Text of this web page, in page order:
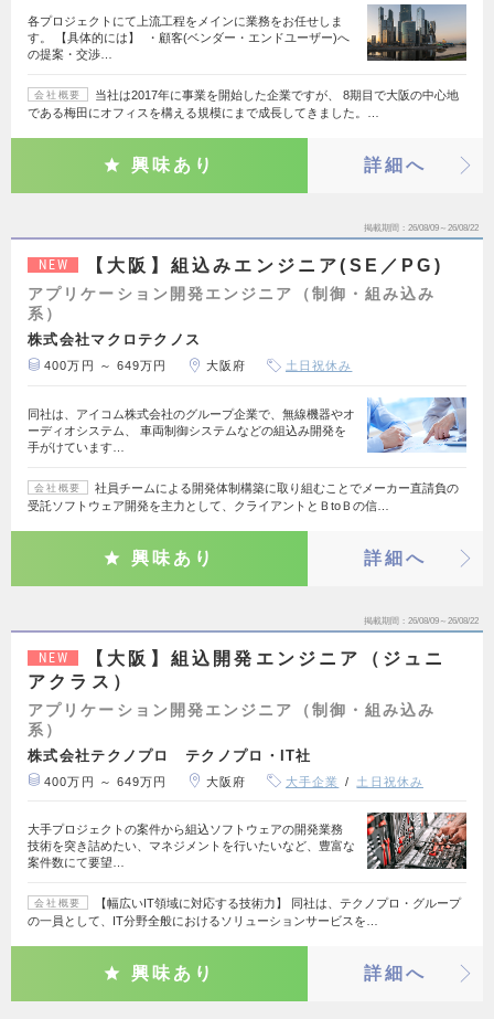
各プロジェクトにて上流工程をメインに業務をお任せしま
す。 【具体的には】 ・顧客(ベンダー・エンドユーザー)へ
の提案・交渉…
会社概要
当社は2017年に事業を開始した企業ですが、 8期目で大阪の中心地
である梅田にオフィスを構える規模にまで成長してきました。…
興味あり 詳細へ
掲載期間 26/08/09～26/08/22
NEW 【大阪】組込みエンジニア(SE／PG)
アプリケーション開発エンジニア（制御・組み込み
系）
株式会社マクロテクノス
400万円 ～ 649万円 大阪府 土日祝休み
同社は、アイコム株式会社のグループ企業で、無線機器やオ
ーディオシステム、 車両制御システムなどの組込み開発を
手がけています…
会社概要
社員チームによる開発体制構築に取り組むことでメーカー直請負の
受託ソフトウェア開発を主力として、クライアントとＢtoＢの信…
興味あり 詳細へ
掲載期間 26/08/09～26/08/22
NEW
【大阪】組込開発エンジニア（ジュニ
アクラス）
アプリケーション開発エンジニア（制御・組み込み
系）
株式会社テクノプロ テクノプロ・IT社
400万円 ～ 649万円 大阪府 大手企業 土日祝休み
大手プロジェクトの案件から組込ソフトウェアの開発業務
技術を突き詰めたい、マネジメントを行いたいなど、豊富な
案件数にて要望…
会社概要
【幅広いIT領域に対応する技術力】 同社は、テクノプロ・グループ
の一員として、IT分野全般におけるソリューションサービスを…
興味あり 詳細へ